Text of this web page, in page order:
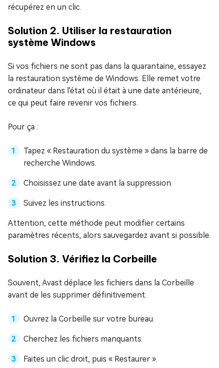
récupérez en un clic.
Solution 2. Utiliser la restauration
système Windows
Si vos fichiers ne sont pas dans la quarantaine, essayez
la restauration système de Windows. Elle remet votre
ordinateur dans l'état où il était à une date antérieure,
ce qui peut faire revenir vos fichiers.
Pour ça :
Tapez « Restauration du système » dans la barre de
recherche Windows.
Choisissez une date avant la suppression.
Suivez les instructions.
Attention, cette méthode peut modifier certains
paramètres récents, alors sauvegardez avant si possible.
Solution 3. Vérifiez la Corbeille
Souvent, Avast déplace les fichiers dans la Corbeille
avant de les supprimer définitivement.
Ouvrez la Corbeille sur votre bureau.
Cherchez les fichiers manquants.
Faites un clic droit, puis « Restaurer ».